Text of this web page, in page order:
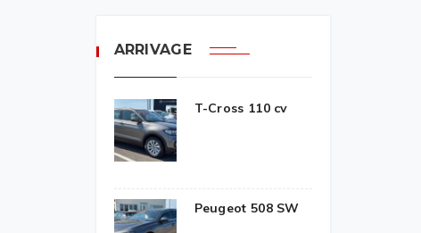
ARRIVAGE
T-Cross 110 cv
Peugeot 508 SW